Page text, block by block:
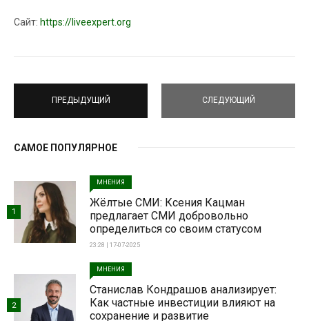
Сайт: https://liveexpert.org
ПРЕДЫДУЩИЙ СЛЕДУЮЩИЙ
САМОЕ ПОПУЛЯРНОЕ
МНЕНИЯ
Жёлтые СМИ: Ксения Кацман
предлагает СМИ добровольно
определиться со своим статусом
23:28 | 17-07-2025
1
МНЕНИЯ
Станислав Кондрашов анализирует:
Как частные инвестиции влияют на
сохранение и развитие
2